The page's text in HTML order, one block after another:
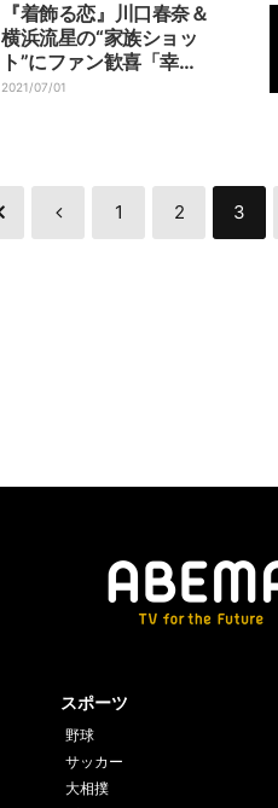
『着飾る恋』川口春奈＆
横浜流星の“家族ショッ
ト”にファン歓喜「幸せ
いっぱい」「最高のぎゅ
2021/07/01
1 2 3
スポーツ
野球
サッカー
大相撲